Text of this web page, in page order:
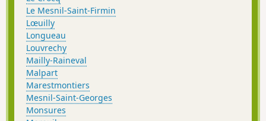
Le Mesnil-Saint-Firmin
Lœuilly
Longueau
Louvrechy
Mailly-Raineval
Malpart
Marestmontiers
Mesnil-Saint-Georges
Monsures